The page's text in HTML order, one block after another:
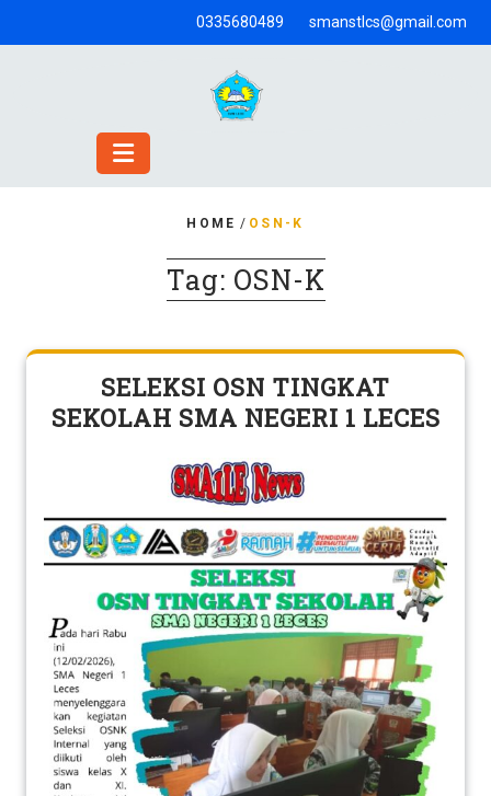
0335680489 smanstlcs@gmail.com
HOME / OSN-K
Tag: OSN-K
SELEKSI OSN TINGKAT
SEKOLAH SMA NEGERI 1 LECES